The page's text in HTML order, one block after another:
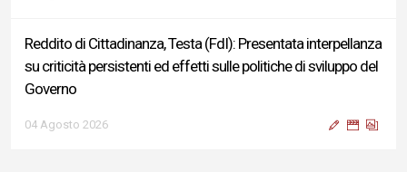
Reddito di Cittadinanza, Testa (FdI): Presentata interpellanza
su criticità persistenti ed effetti sulle politiche di sviluppo del
Governo
04 Agosto 2026